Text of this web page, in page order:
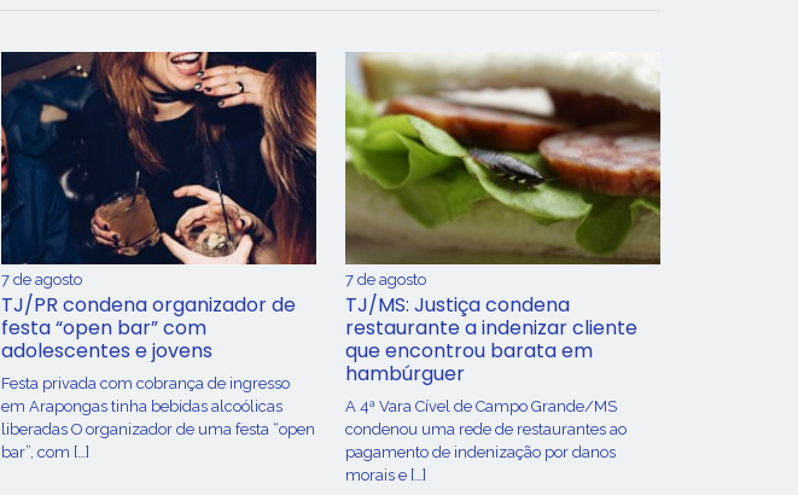
7 de agosto
TJ/PR condena organizador de
festa “open bar” com
adolescentes e jovens
Festa privada com cobrança de ingresso
em Arapongas tinha bebidas alcoólicas
liberadas O organizador de uma festa “open
bar”, com […]
7 de agosto
TJ/MS: Justiça condena
restaurante a indenizar cliente
que encontrou barata em
hambúrguer
A 4ª Vara Cível de Campo Grande/MS
condenou uma rede de restaurantes ao
pagamento de indenização por danos
morais e […]